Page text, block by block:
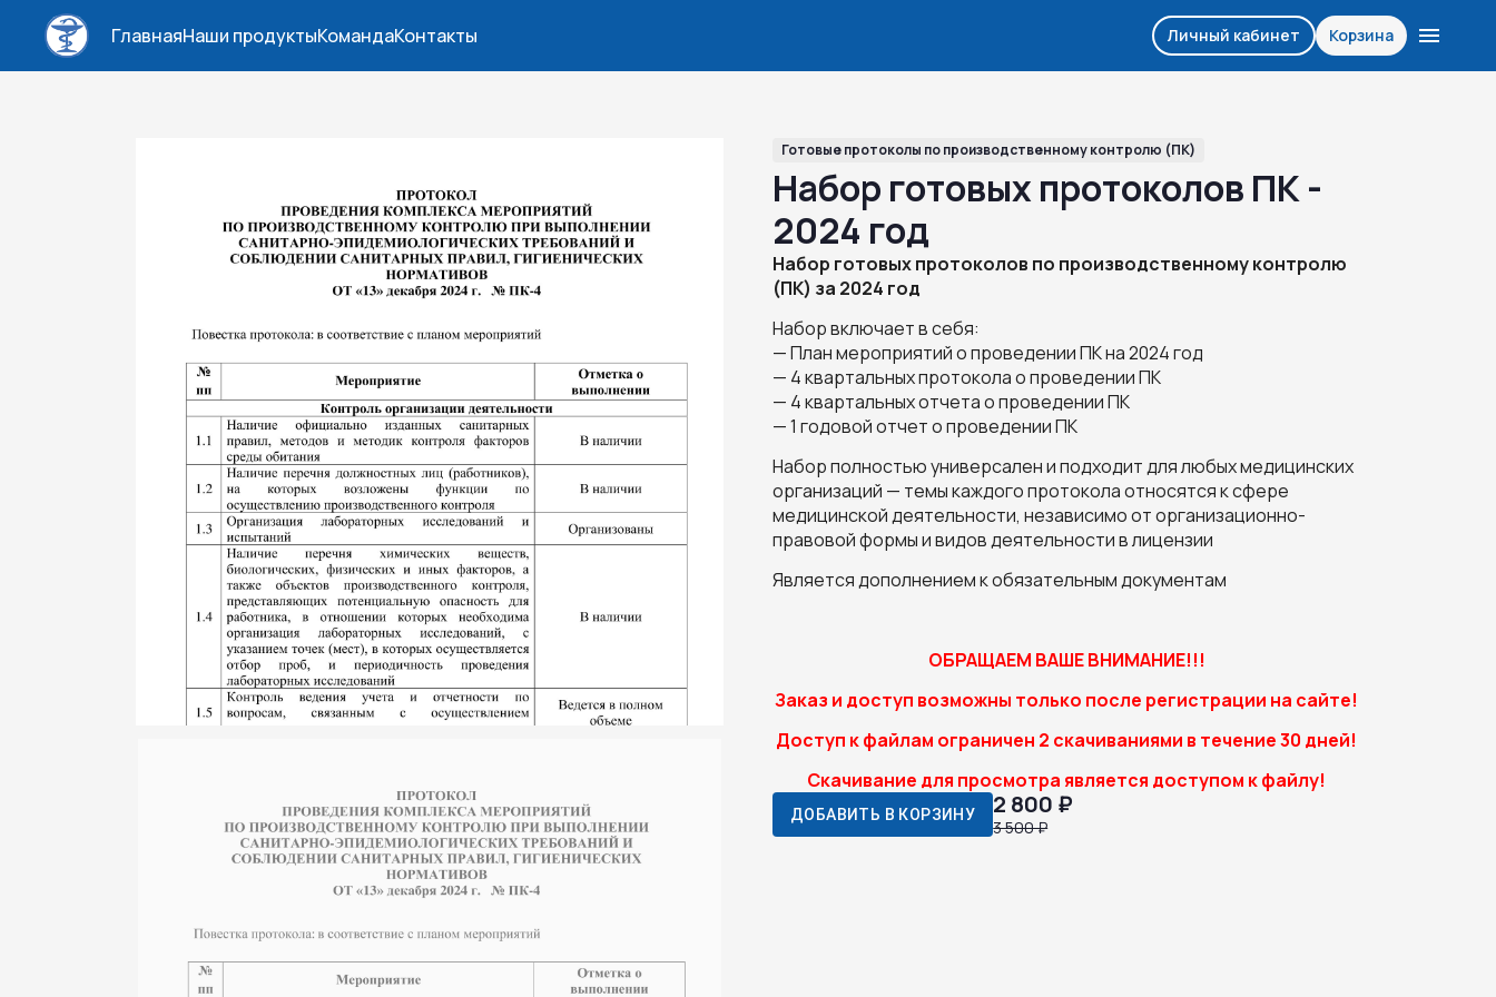
ГлавнаяНаши продуктыКомандаКонтакты Личный кабинет Корзина
Готовые протоколы по производственному контролю (ПК)
Набор готовых протоколов ПК -
2024 год
Набор готовых протоколов по производственному контролю
(ПК) за 2024 год
Набор включает в себя:
— План мероприятий о проведении ПК на 2024 год
— 4 квартальных протокола о проведении ПК
— 4 квартальных отчета о проведении ПК
— 1 годовой отчет о проведении ПК
Набор полностью универсален и подходит для любых медицинских
организаций — темы каждого протокола относятся к сфере
медицинской деятельности, независимо от организационно-
правовой формы и видов деятельности в лицензии
Является дополнением к обязательным документам
ОБРАЩАЕМ ВАШЕ ВНИМАНИЕ!!!
Заказ и доступ возможны только после регистрации на сайте!
Доступ к файлам ограничен 2 скачиваниями в течение 30 дней!
Скачивание для просмотра является доступом к файлу!
2 800 ₽
3 500 ₽
ДОБАВИТЬ В КОРЗИНУ